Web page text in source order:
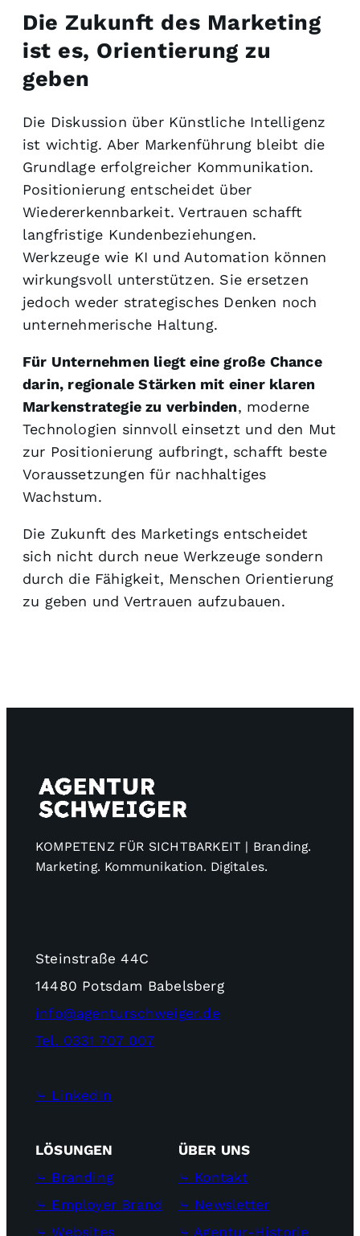
Die Zukunft des Marketing
ist es, Orientierung zu
geben
Die Diskussion über Künstliche Intelligenz
ist wichtig. Aber Markenführung bleibt die
Grundlage erfolgreicher Kommunikation.
Positionierung entscheidet über
Wiedererkennbarkeit. Vertrauen schafft
langfristige Kundenbeziehungen.
Werkzeuge wie KI und Automation können
wirkungsvoll unterstützen. Sie ersetzen
jedoch weder strategisches Denken noch
unternehmerische Haltung.
Für Unternehmen liegt eine große Chance
darin, regionale Stärken mit einer klaren
Markenstrategie zu verbinden, moderne
Technologien sinnvoll einsetzt und den Mut
zur Positionierung aufbringt, schafft beste
Voraussetzungen für nachhaltiges
Wachstum.
Die Zukunft des Marketings entscheidet
sich nicht durch neue Werkzeuge sondern
durch die Fähigkeit, Menschen Orientierung
zu geben und Vertrauen aufzubauen.
KOMPETENZ FÜR SICHTBARKEIT | Branding.
Marketing. Kommunikation. Digitales.
Steinstraße 44C
14480 Potsdam Babelsberg
info@agenturschweiger.de
Tel. 0331 707 007
⤷ LinkedIn
LÖSUNGEN
⤷ Branding
⤷ Employer Brand
⤷ Websites
ÜBER UNS
⤷ Kontakt
⤷ Newsletter
⤷ Agentur-Historie